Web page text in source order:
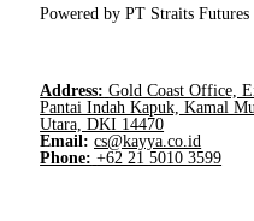
Powered by PT Straits Futures
Address: Gold Coast Office,
Pantai Indah Kapuk, Kamal
Utara, DKI 14470
Email: cs@kayya.co.id
Phone: +62 21 5010 3599